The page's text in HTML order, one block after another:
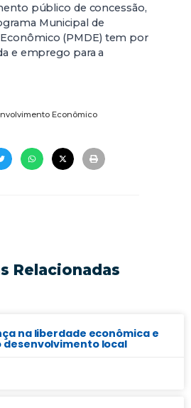
público de concessão,
Municipal de
(PMDE) tem por
e emprego para a
Econômico
Relacionadas
na liberdade econômica e
local